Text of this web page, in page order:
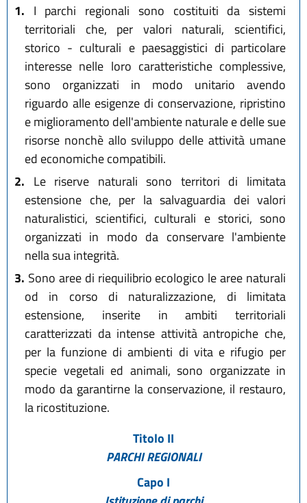
1. I parchi regionali sono costituiti da sistemi
territoriali che, per valori naturali, scientifici,
storico - culturali e paesaggistici di particolare
interesse nelle loro caratteristiche complessive,
sono organizzati in modo unitario avendo
riguardo alle esigenze di conservazione, ripristino
e miglioramento dell'ambiente naturale e delle sue
risorse nonchè allo sviluppo delle attività umane
ed economiche compatibili.
2. Le riserve naturali sono territori di limitata
estensione che, per la salvaguardia dei valori
naturalistici, scientifici, culturali e storici, sono
organizzati in modo da conservare l'ambiente
nella sua integrità.
3. Sono aree di riequilibrio ecologico le aree naturali
od in corso di naturalizzazione, di limitata
estensione, inserite in ambiti territoriali
caratterizzati da intense attività antropiche che,
per la funzione di ambienti di vita e rifugio per
specie vegetali ed animali, sono organizzate in
modo da garantirne la conservazione, il restauro,
la ricostituzione.
Titolo II
PARCHI REGIONALI
Capo I